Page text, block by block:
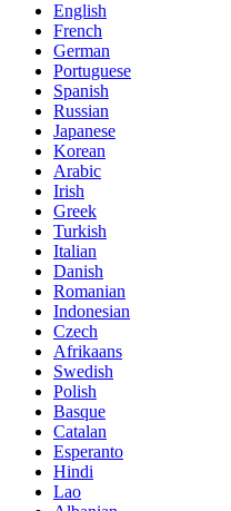
English
French
German
Portuguese
Spanish
Russian
Japanese
Korean
Arabic
Irish
Greek
Turkish
Italian
Danish
Romanian
Indonesian
Czech
Afrikaans
Swedish
Polish
Basque
Catalan
Esperanto
Hindi
Lao